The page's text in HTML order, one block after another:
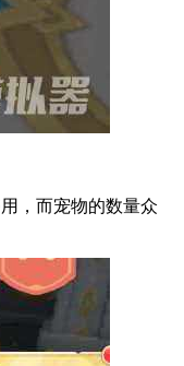
，而宠物的数量众